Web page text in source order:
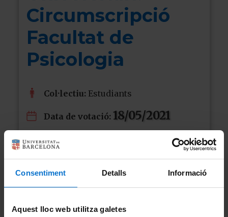
Consentiment Detalls Informació
Aquest lloc web utilitza galetes
Circumscripció
Facultat de
Psicologia
Col·lectiu: Estudiants
Data de votació: 18/05/2021